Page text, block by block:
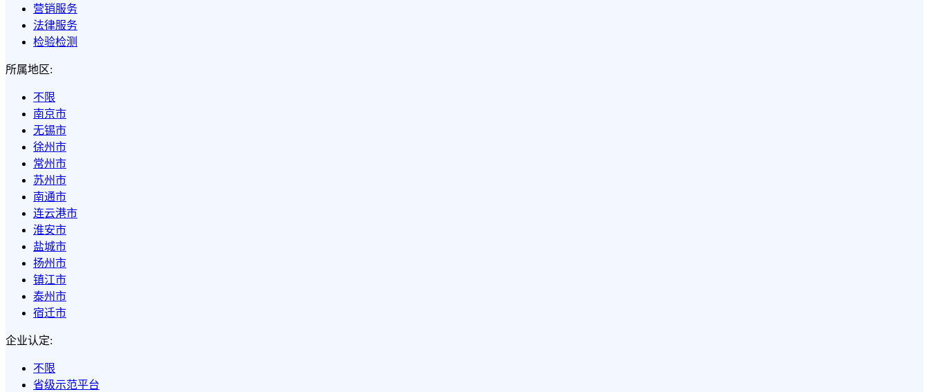
营销服务
法律服务
检验检测
所属地区:
不限
南京市
无锡市
徐州市
常州市
苏州市
南通市
连云港市
淮安市
盐城市
扬州市
镇江市
泰州市
宿迁市
企业认定:
不限
省级示范平台